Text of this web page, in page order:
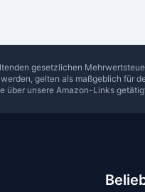
gesetzlichen
gelten als maßgeblich für
über unsere Amazon-Links